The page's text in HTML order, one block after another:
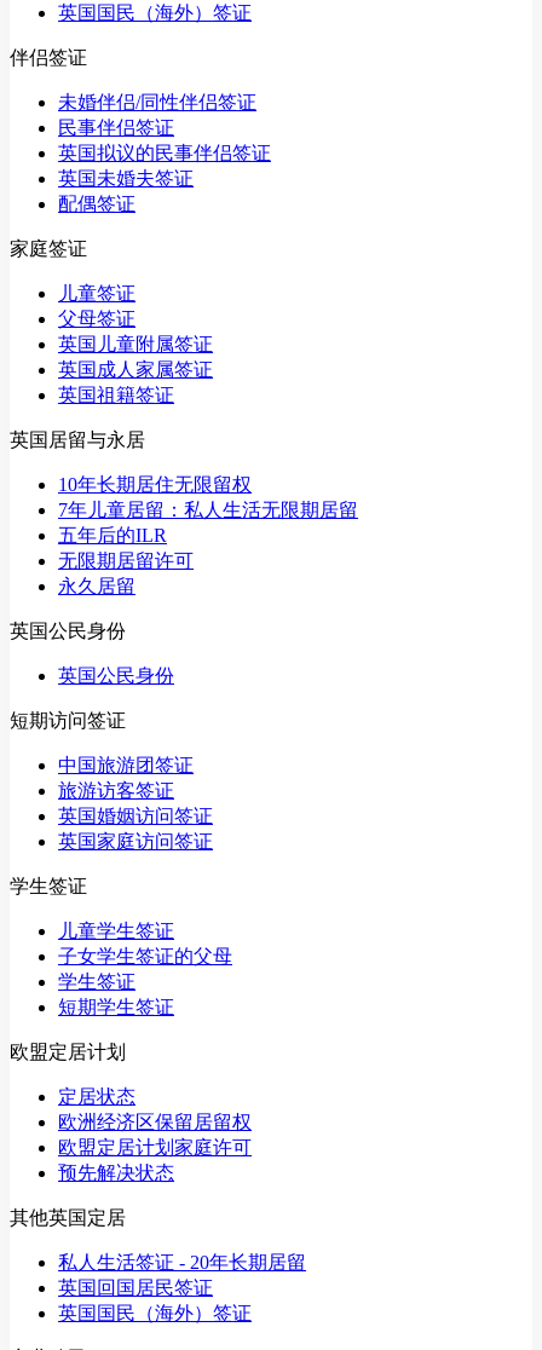
英国国民（海外）签证
伴侣签证
未婚伴侣/同性伴侣签证
民事伴侣签证
英国拟议的民事伴侣签证
英国未婚夫签证
配偶签证
家庭签证
儿童签证
父母签证
英国儿童附属签证
英国成人家属签证
英国祖籍签证
英国居留与永居
10年长期居住无限留权
7年儿童居留：私人生活无限期居留
五年后的ILR
无限期居留许可
永久居留
英国公民身份
英国公民身份
短期访问签证
中国旅游团签证
旅游访客签证
英国婚姻访问签证
英国家庭访问签证
学生签证
儿童学生签证
子女学生签证的父母
学生签证
短期学生签证
欧盟定居计划
定居状态
欧洲经济区保留居留权
欧盟定居计划家庭许可
预先解决状态
其他英国定居
私人生活签证 - 20年长期居留
英国回国居民签证
英国国民（海外）签证